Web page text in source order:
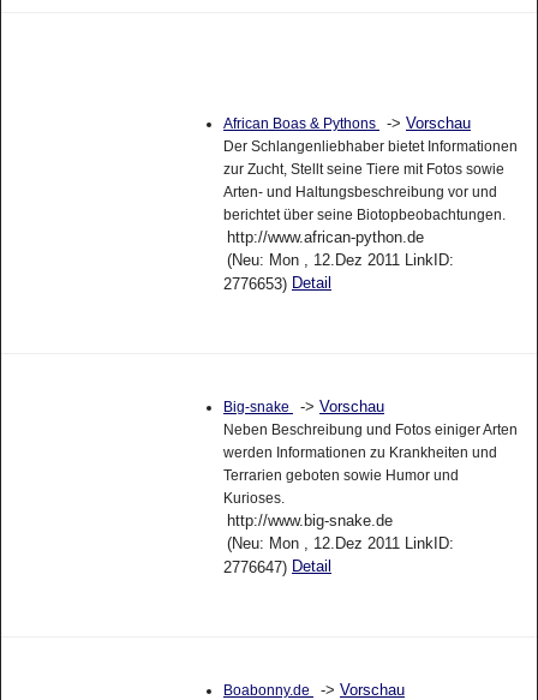
African Boas & Pythons -> Vorschau
Der Schlangenliebhaber bietet Informationen
zur Zucht, Stellt seine Tiere mit Fotos sowie
Arten- und Haltungsbeschreibung vor und
berichtet über seine Biotopbeobachtungen.
http://www.african-python.de
(Neu: Mon , 12.Dez 2011 LinkID:
2776653) Detail
Big-snake -> Vorschau
Neben Beschreibung und Fotos einiger Arten
werden Informationen zu Krankheiten und
Terrarien geboten sowie Humor und
Kurioses.
http://www.big-snake.de
(Neu: Mon , 12.Dez 2011 LinkID:
2776647) Detail
Boabonny.de -> Vorschau